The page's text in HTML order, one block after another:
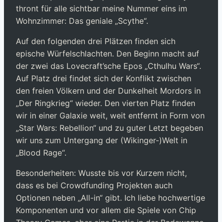
thront für alle sichtbar meine Nummer eins im
Wohnzimmer: Das geniale „Scythe“.
Auf den folgenden drei Plätzen finden sich
epische Würfelschlachten. Den Beginn macht auf
der zwei das Lovecraft’sche Epos „Cthulhu Wars“.
Auf Platz drei findet sich der Konflikt zwischen
den freien Völkern und der Dunkelheit Mordors in
„Der Ringkrieg“ wieder. Den vierten Platz finden
wir in einer Galaxie weit, weit entfernt in Form von
„Star Wars: Rebellion“ und zu guter Letzt begeben
wir uns zum Untergang der (Wikinger-)Welt in
„Blood Rage“.
Besonderheiten: Wusste bis vor Kurzem nicht,
dass es bei Crowdfunding Projekten auch
Optionen neben „All-in“ gibt. Ich liebe hochwertige
Komponenten und vor allem die Spiele von Chip